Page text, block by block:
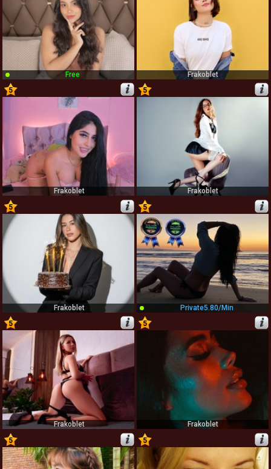
Free
Frakoblet
5
Frakoblet
5
Frakoblet
5
47
Frakoblet
5
48
Private5.80/min
5
Frakoblet
5
Frakoblet
5
51
5
52